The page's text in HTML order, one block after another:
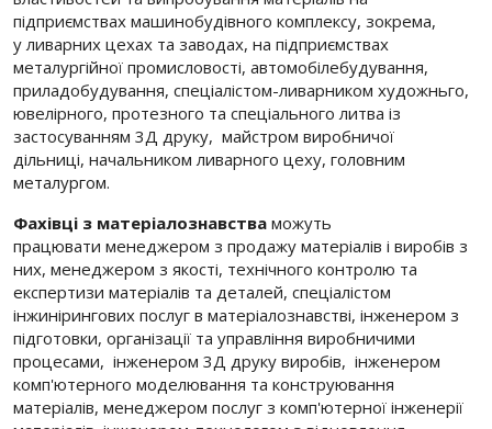
підприємствах машинобудівного комплексу, зокрема,
уливарних цехах та заводах, на підприємствах
металургійної промисловості, автомобілебудування,
приладобудування, спеціалістом-ливарником художньго,
ювелірного, протезного та спеціального литва із
застосуванням 3Д друку, майстром виробничої
дільниці, начальником ливарного цеху, головним
металургом.
Фахівці з матеріалознавства можуть
працювати менеджером з продажу матеріалів і виробів з
них, менеджером з якості, технічного контролю та
експертизи матеріалів та деталей, спеціалістом
інжинірингових послуг в матеріалознавстві, інженером з
підготовки, організації та управління виробничими
процесами, інженером 3Д друку виробів, інженером
комп'ютерного моделювання та конструювання
матеріалів, менеджером послуг з комп'ютерної інженерії